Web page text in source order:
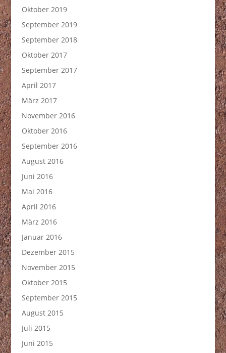
Oktober 2019
September 2019
September 2018
Oktober 2017
September 2017
April 2017
März 2017
November 2016
Oktober 2016
September 2016
August 2016
Juni 2016
Mai 2016
April 2016
März 2016
Januar 2016
Dezember 2015
November 2015
Oktober 2015
September 2015
August 2015
Juli 2015
Juni 2015